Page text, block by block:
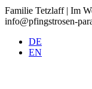
Familie Tetzlaff | Im
info@pfingstrosen-
DE
EN